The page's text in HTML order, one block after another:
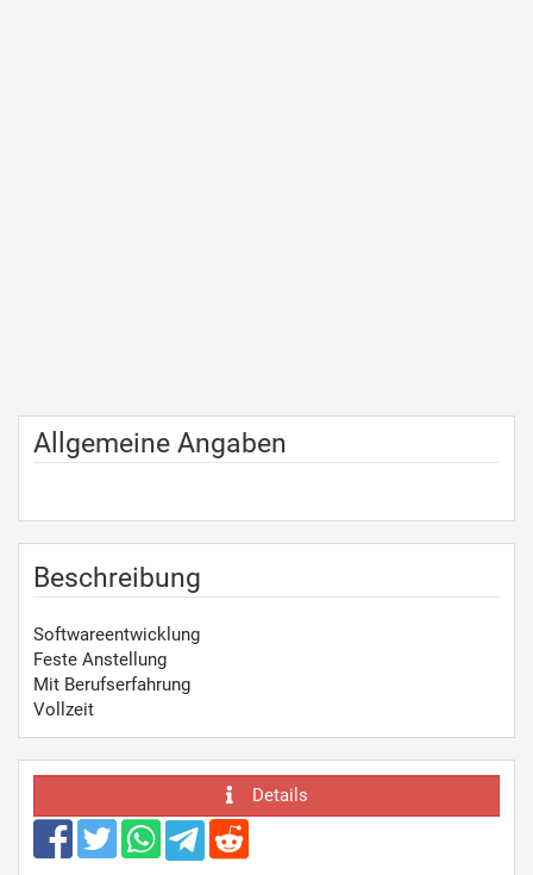
Allgemeine Angaben
Beschreibung
Softwareentwicklung
Feste Anstellung
Mit Berufserfahrung
Vollzeit
Details